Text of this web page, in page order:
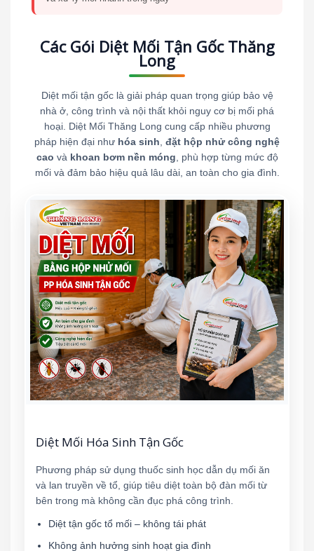
Các Gói Diệt Mối Tận Gốc Thăng
Long
Diệt mối tận gốc là giải pháp quan trọng giúp bảo vệ
nhà ở, công trình và nội thất khỏi nguy cơ bị mối phá
hoại. Diệt Mối Thăng Long cung cấp nhiều phương
pháp hiện đại như hóa sinh đặt hộp nhử công nghệ
cao và khoan bơm nền móng , phù hợp từng mức độ
mối và đảm bảo hiệu quả lâu dài, an toàn cho gia đình.
Diệt Mối Hóa Sinh Tận Gốc
Phương pháp sử dụng thuốc sinh học dẫn dụ mối ăn
và lan truyền về tổ, giúp tiêu diệt toàn bộ đàn mối từ
bên trong mà không cần đục phá công trình.
Diệt tận gốc tổ mối – không tái phát
Không ảnh hưởng sinh hoạt gia đình